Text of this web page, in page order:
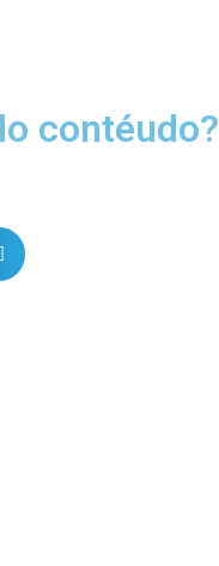
contéudo?